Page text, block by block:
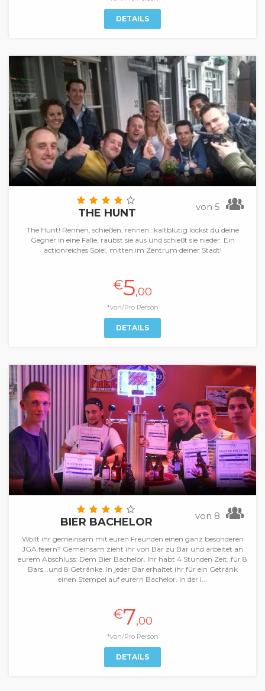
DETAILS
von 5
THE HUNT
The Hunt! Rennen, schießen, rennen…kaltblütig lockst du deine
Gegner in eine Falle, raubst sie aus und schießt sie nieder. Ein
actionreiches Spiel, mitten im Zentrum deiner Stadt!
€5,00
*von/Pro Person
DETAILS
von 8
BIER BACHELOR
Wollt ihr gemeinsam mit euren Freunden einen ganz besonderen
JGA feiern? Gemeinsam zieht ihr von Bar zu Bar und arbeitet an
eurem Abschluss: Dem Bier Bachelor. Ihr habt 4 Stunden Zeit..für 8
Bars...und 8 Getränke. In jeder Bar erhaltet ihr für ein Getränk
einen Stempel auf eurern Bachelor. In der l...
€7,00
*von/Pro Person
DETAILS